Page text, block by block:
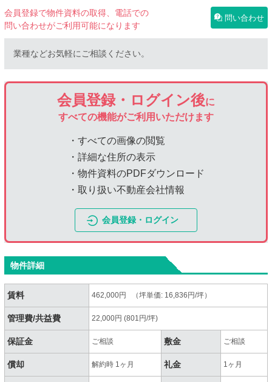
会員登録で物件資料の取得、電話での
問い合わせがご利用可能になります
問い合わせ
業種などお気軽にご相談ください。
会員登録・ログイン後に
すべての機能がご利用いただけます
・すべての画像の閲覧
・詳細な住所の表示
・物件資料のPDFダウンロード
・取り扱い不動産会社情報
会員登録・ログイン
物件詳細
賃料 462,000円 （坪単価: 16,836円/坪）
管理費/共益費 22,000円 (801円/坪)
保証金 ご相談 敷金 ご相談
償却 解約時 1ヶ月 礼金 1ヶ月